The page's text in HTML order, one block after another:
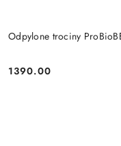
Odpylone trociny
Cena:
1390.00